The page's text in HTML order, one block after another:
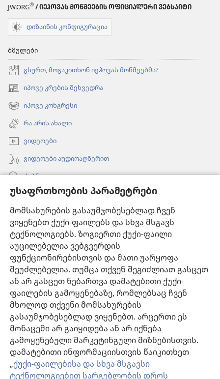
უსაფრთხოების პარამეტრები
მომსახურების გასაუმჯობესებლად ჩვენ
ვიყენებთ ქუქი-ფაილებს და სხვა მსგავს
ტექნოლოგიებს. ზოგიერთი ქუქი-ფაილი
აუცილებელია ვებგვერდის
ფუნქციონირებისთვის და მათი უარყოფა
შეუძლებელია. თუმცა თქვენ შეგიძლიათ გასცეთ
ან არ გასცეთ ნებართვა დამატებითი ქუქი-
ფაილების გამოყენებაზე, რომლებსაც ჩვენ
მხოლოდ თქვენი მომსახურების
გასაუმჯობესებლად ვიყენებთ. არცერთი ეს
მონაცემი არ გაიყიდება ან არ იქნება
გამოყენებული მარკეტინგული მიზნებისთვის.
დამატებითი ინფორმაციისთვის წაიკითხეთ
„ქუქი-ფაილებისა და სხვა მსგავსი
ტექნოლოგიებით სარგებლობის დროს
JW.ORG® / ᲘᲔᲰᲝᲕᲐᲡ ᲛᲝᲬᲛᲔᲔᲑᲘᲡ ᲝᲤᲘᲪᲘᲐᲚᲣᲠᲘ ᲕᲔᲑᲡᲐᲘᲢᲘ
დიზაინის კონფიგურაცია
ბმულები
გსურთ, მოგაკითხონ იეჰოვას მოწმეებმა?
იპოვე კრების შეხვედრა
(გაიხსნება
ახალი
ფანჯარა)
იპოვე კონგრესი
(გაიხსნება
ახალი
ფანჯარა)
რა არის ახალი
ვიდეოები
ვიდეოები აუდიოაღწერით
ძებნა
ინფორმაცია ექიმებისთვის
ინფორმაცია ოფიციალური პირებისთვის
დახმარება
შესაწირავები
(გაიხსნება
ახალი
ფანჯარა)საგუშაგო კოშკის ონლაინ ბიბლიოთეკა™
(გაიხსნება
ახალი
ფანჯარა)JW Hub
(გაიხსნება
ახალი
ფანჯარა)JW ბიბლიოთეკა
„საგუშაგო კოშკის ბიბლიოთეკა“